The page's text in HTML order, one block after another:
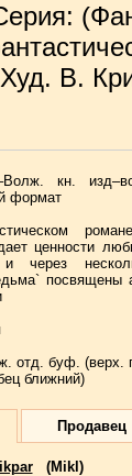
Худ. В.
кн.
формат
ценности
и через
посвящены
отд. буф. (верх.
ближний)
Продавец
(Mikl)